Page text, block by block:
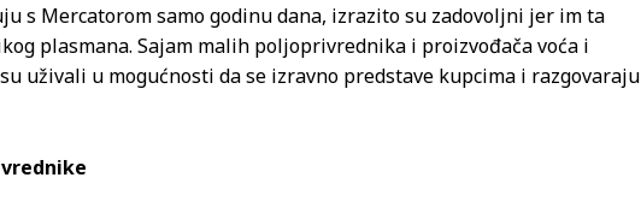
s Mercatorom samo godinu dana, izrazito su zadovoljni jer im ta
plasmana. Sajam malih poljoprivrednika i proizvođača voća i
uživali u mogućnosti da se izravno predstave kupcima i razgovaraju